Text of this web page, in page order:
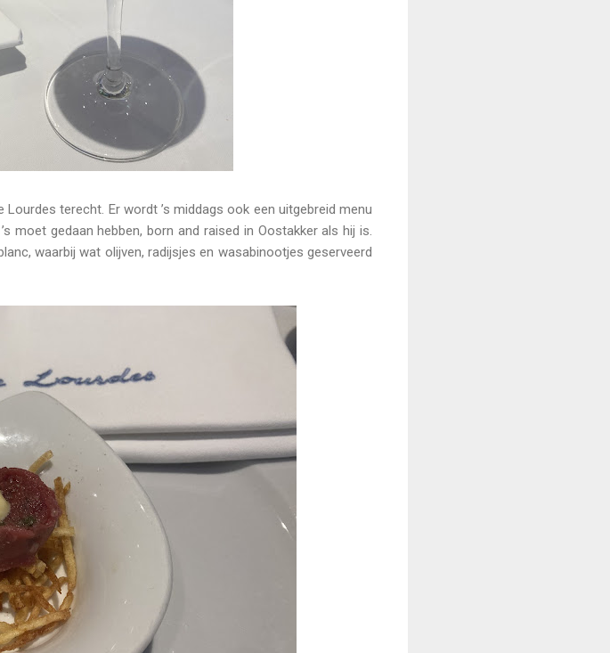
terecht. Er wordt ’s middags ook een uitgebreid menu
moet gedaan hebben, born and raised in Oostakker als hij is.
waarbij wat olijven, radijsjes en wasabinootjes geserveerd